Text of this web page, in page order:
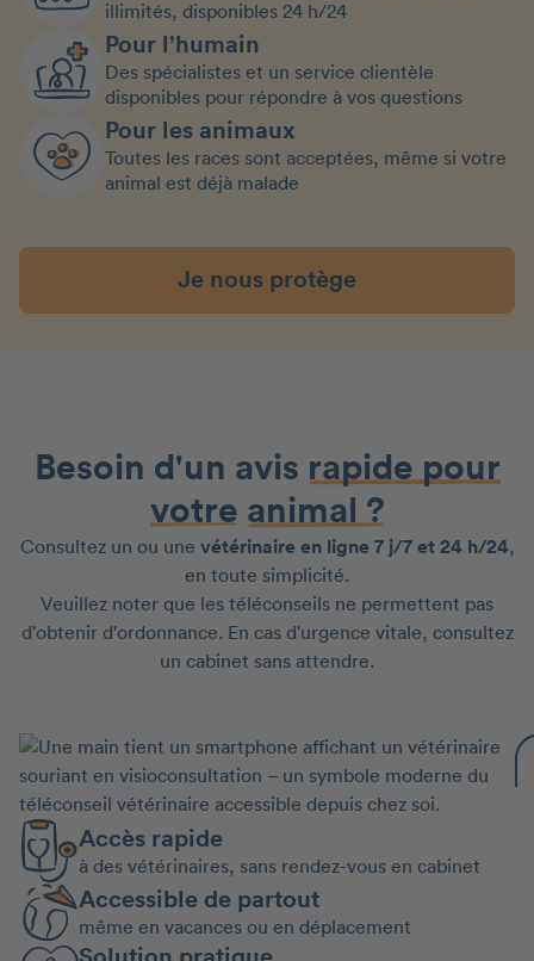
illimités, disponibles 24 h/24
Pour l’humain
Des spécialistes et un service clientèle
disponibles pour répondre à vos questions
Pour les animaux
Toutes les races sont acceptées, même si votre
animal est déjà malade
Je nous protège
Besoin d'un avis rapide pour
votre animal ?
Consultez un ou une vétérinaire en ligne 7 j/7 et 24 h/24,
en toute simplicité.
Veuillez noter que les téléconseils ne permettent pas
d'obtenir d'ordonnance. En cas d'urgence vitale, consultez
un cabinet sans attendre.
Accès rapide
à des vétérinaires, sans rendez-vous en cabinet
Accessible de partout
même en vacances ou en déplacement